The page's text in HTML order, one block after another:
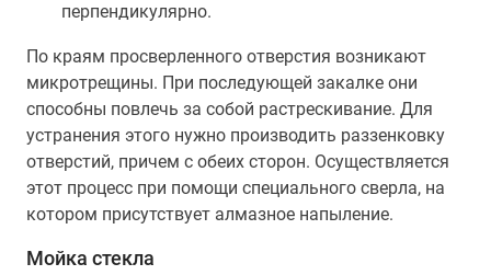
перпендикулярно.
По краям просверленного отверстия возникают
микротрещины. При последующей закалке они
способны повлечь за собой растрескивание. Для
устранения этого нужно производить раззенковку
отверстий, причем с обеих сторон. Осуществляется
этот процесс при помощи специального сверла, на
котором присутствует алмазное напыление.
Мойка стекла